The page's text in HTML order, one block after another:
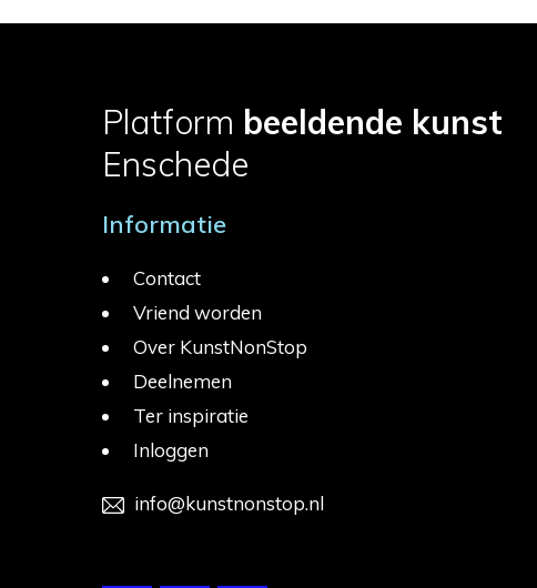
Platform beeldende kunst
Enschede
Informatie
Contact
Vriend worden
Over KunstNonStop
Deelnemen
Ter inspiratie
Inloggen
info@kunstnonstop.nl